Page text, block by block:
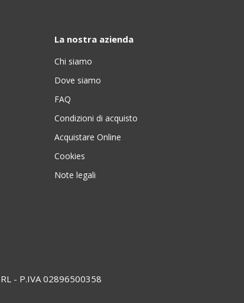
La nostra azienda
Chi siamo
Dove siamo
FAQ
Condizioni di acquisto
Acquistare Online
Cookies
Note legali
- P.IVA 02896500358